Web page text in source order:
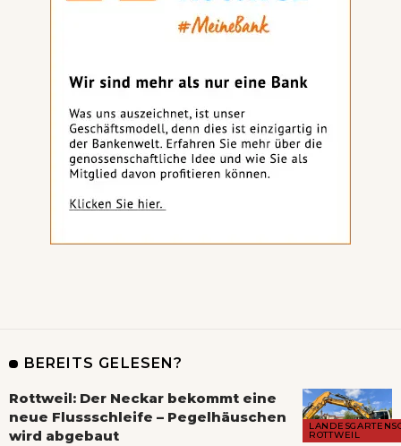
BEREITS GELESEN?
ROTTWEIL
Rottweil: Der Neckar bekommt eine
neue Flussschleife – Pegelhäuschen
wird abgebaut